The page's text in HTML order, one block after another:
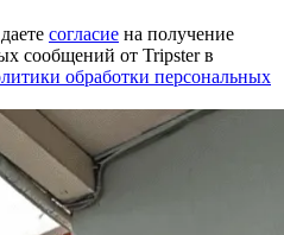
согласие на получение
сообщений от Tripster в
обработки персональных